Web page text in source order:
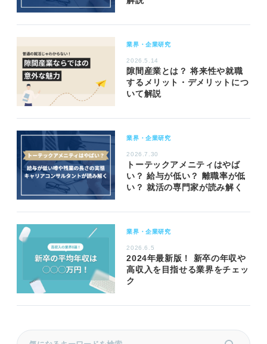
業界・企業研究
2026.5.14
隙間産業とは？ 将来性や就職
するメリット・デメリットにつ
いて解説
業界・企業研究
2026.7.30
トーテックアメニティはやば
い？ 給与が低い？ 離職率が低
い？ 就活の専門家が読み解く
業界・企業研究
2026.6.5
2024年最新版！ 新卒の年収や
高収入を目指せる業界をチェッ
ク